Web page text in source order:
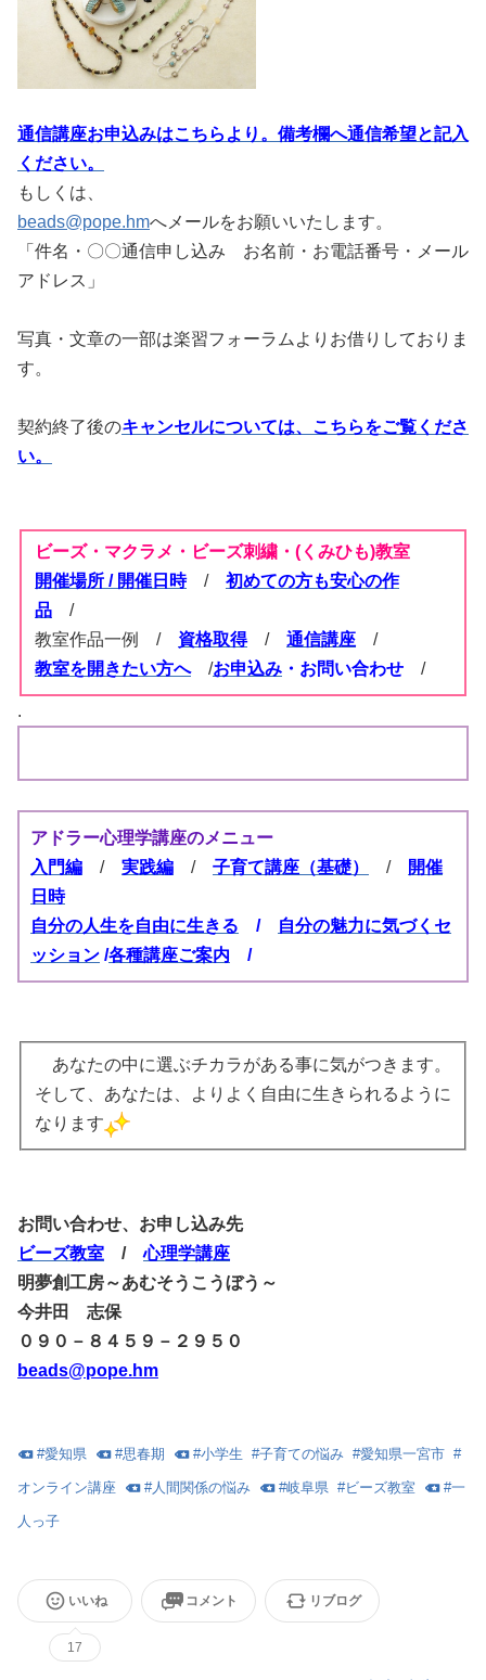
通信講座お申込みはこちらより。備考欄へ通信希望と記入
ください。
もしくは、
beads@pope.hmへメールをお願いいたします。
「件名・〇〇通信申し込み お名前・お電話番号・メール
アドレス」
写真・文章の一部は楽習フォーラムよりお借りしておりま
す。
契約終了後のキャンセルについては、こちらをご覧くださ
い。
ビーズ・マクラメ・ビーズ刺繍・(くみひも)教室
開催場所 / 開催日時/ 初めての方も安心の作
品 /
教室作品一例 / 資格取得/ 通信講座 /
教室を開きたい方へ/お申込み ・お問い合わせ /
.
アドラー心理学講座のメニュー
入門編 / 実践編 / 子育て講座（基礎） /
開催
日時
自分の人生を自由に生きる /
自分の魅力に気づくセ
ッション /各種講座ご案内 /
あなたの中に選ぶチカラがある事に気がつきます。
そして、あなたは、よりよく自由に生きられるように
なります
お問い合わせ、お申し込み先
ビーズ教室 /心理学講座
明夢創工房～あむそうこうぼう～
今井田 志保
０９０－８４５９－２９５０
beads@pope.hm
#愛知県 #思春期 #小学生 #子育ての悩み #愛知県一宮市 #
オンライン講座 #人間関係の悩み #岐阜県 #ビーズ教室 #一
人っ子
いいね
17
コメント リブログ